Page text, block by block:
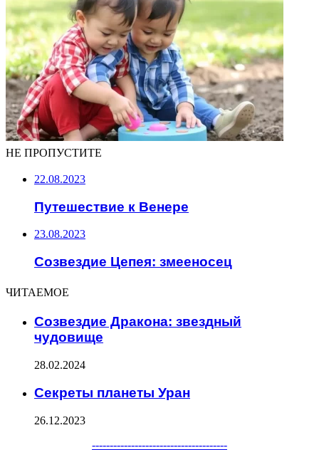
НЕ ПРОПУСТИТЕ
22.08.2023
Путешествие к Венере
23.08.2023
Созвездие Цепея: змееносец
ЧИТАЕМОЕ
Созвездие Дракона: звездный
чудовище
28.02.2024
Секреты планеты Уран
26.12.2023
--------------------------------------